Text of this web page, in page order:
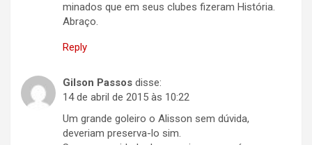
minados que em seus clubes fizeram História.
Abraço.
Reply
Gilson Passos disse:
14 de abril de 2015 às 10:22
Um grande goleiro o Alisson sem dúvida,
deveriam preserva-lo sim.